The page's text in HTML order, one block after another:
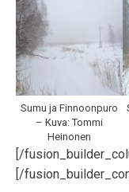
Sumu ja Finnoonpuro
– Kuva: Tommi
Heinonen
[/
[/